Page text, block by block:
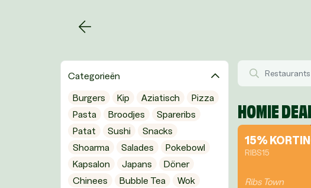
Categorieën
Burgers
Kip Aziatisch
Pizza
Pasta
Broodjes
Spareribs
Patat
Sushi
Snacks
Shoarma
Salades
Pokebowl
Kapsalon
Japans
Döner
Chinees
Bubble Tea
Wok
HOMIE
15%
RIBS15
Ribs Town